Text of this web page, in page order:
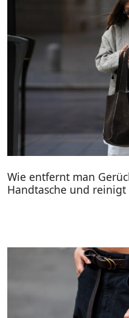
Wie entfernt man
Handtasche und reinigt